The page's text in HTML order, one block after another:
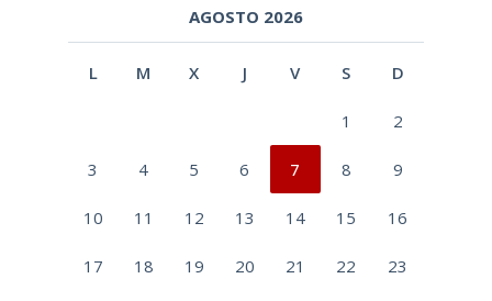
AGOSTO 2026
L M X J V S D
1 2
3 4 5 6 7 8 9
10 11 12 13 14 15 16
17 18 19 20 21 22 23